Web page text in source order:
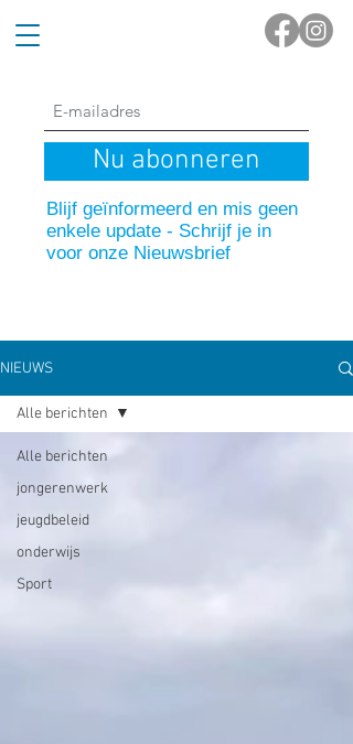
Nu abonneren
Blijf geïnformeerd en mis geen
enkele update - Schrijf je in
voor onze Nieuwsbrief
NIEUWS
Alle berichten
jongerenwerk
jeugdbeleid
onderwijs
Sport
Alle berichten